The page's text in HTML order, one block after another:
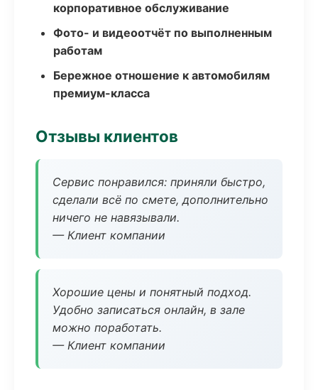
корпоративное обслуживание
Фото- и видеоотчёт по выполненным
работам
Бережное отношение к автомобилям
премиум-класса
Отзывы клиентов
Сервис понравился: приняли быстро,
сделали всё по смете, дополнительно
ничего не навязывали.
— Клиент компании
Хорошие цены и понятный подход.
Удобно записаться онлайн, в зале
можно поработать.
— Клиент компании